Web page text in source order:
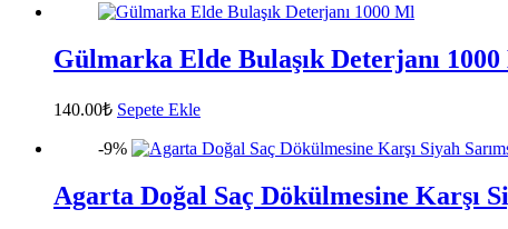
Gülmarka Elde Bulaşık Deterjanı
140.00₺ Sepete Ekle
-9%
Agarta Doğal Saç Dökülmesine Karşı